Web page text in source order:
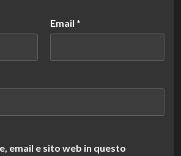
Email *
email e sito web in questo